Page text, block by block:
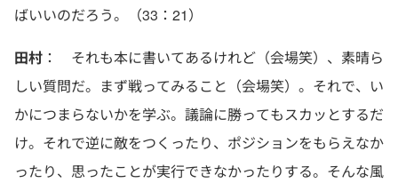
ばいいのだろう。（33：21）
田村 ： それも本に書いてあるけれど（会場笑）、素晴ら
しい質問だ。まず戦ってみること（会場笑）。それで、い
かにつまらないかを学ぶ。議論に勝ってもスカッとするだ
け。それで逆に敵をつくったり、ポジションをもらえなか
ったり、思ったことが実行できなかったりする。そんな風